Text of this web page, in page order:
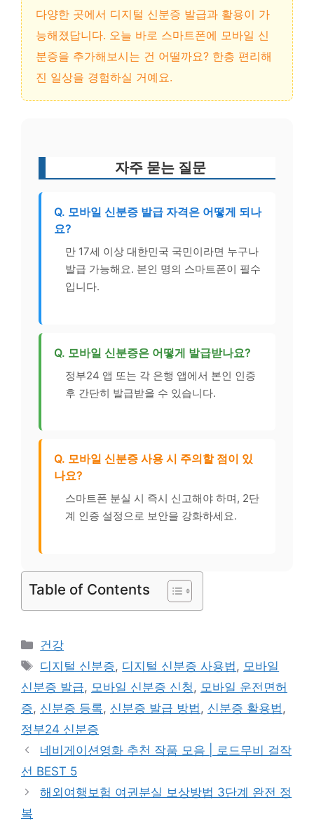
다양한 곳에서 디지털 신분증 발급과 활용이 가
능해졌답니다. 오늘 바로 스마트폰에 모바일 신
분증을 추가해보시는 건 어떨까요? 한층 편리해
진 일상을 경험하실 거예요.
자주 묻는 질문
Q. 모바일 신분증 발급 자격은 어떻게 되나
요?
만 17세 이상 대한민국 국민이라면 누구나
발급 가능해요. 본인 명의 스마트폰이 필수
입니다.
Q. 모바일 신분증은 어떻게 발급받나요?
정부24 앱 또는 각 은행 앱에서 본인 인증
후 간단히 발급받을 수 있습니다.
Q. 모바일 신분증 사용 시 주의할 점이 있
나요?
스마트폰 분실 시 즉시 신고해야 하며, 2단
계 인증 설정으로 보안을 강화하세요.
Table of Contents
카
테
고
리
건강
태
그
디지털 신분증, 디지털 신분증 사용법 , 모바일
신분증 발급, 모바일 신분증 신청 , 모바일 운전면허
증, 신분증 등록, 신분증 발급 방법 , 신분증 활용법 ,
정부24 신분증
네비게이션영화 추천 작품 모음 | 로드무비 걸작
선 BEST 5
해외여행보험 여권분실 보상방법 3단계 완전 정
복